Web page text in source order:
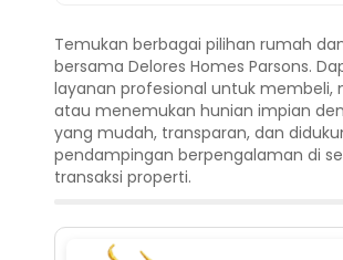
Temukan berbagai pilihan rumah
bersama Delores Homes Parsons.
layanan profesional untuk membeli,
atau menemukan hunian impian
yang mudah, transparan, dan
pendampingan berpengalaman di
transaksi properti.